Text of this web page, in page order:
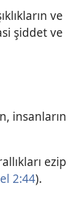
ve
şiddet ve
insanların
ezip
2:44).